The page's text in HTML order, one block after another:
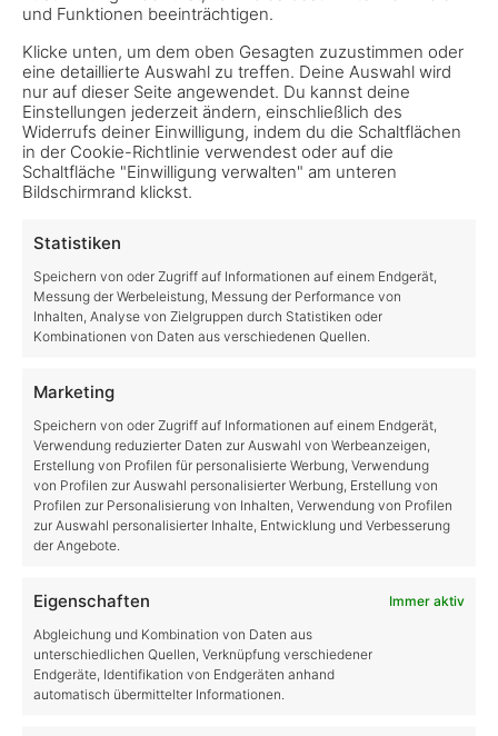
und Funktionen beeinträchtigen.
Klicke unten, um dem oben Gesagten zuzustimmen oder
eine detaillierte Auswahl zu treffen. Deine Auswahl wird
nur auf dieser Seite angewendet. Du kannst deine
Einstellungen jederzeit ändern, einschließlich des
Widerrufs deiner Einwilligung, indem du die Schaltflächen
in der Cookie-Richtlinie verwendest oder auf die
Schaltfläche "Einwilligung verwalten" am unteren
Bildschirmrand klickst.
Statistiken
Speichern von oder Zugriff auf Informationen auf einem Endgerät,
Messung der Werbeleistung, Messung der Performance von
Inhalten, Analyse von Zielgruppen durch Statistiken oder
Kombinationen von Daten aus verschiedenen Quellen.
Marketing
Speichern von oder Zugriff auf Informationen auf einem Endgerät,
Verwendung reduzierter Daten zur Auswahl von Werbeanzeigen,
Erstellung von Profilen für personalisierte Werbung, Verwendung
von Profilen zur Auswahl personalisierter Werbung, Erstellung von
Profilen zur Personalisierung von Inhalten, Verwendung von Profilen
zur Auswahl personalisierter Inhalte, Entwicklung und Verbesserung
der Angebote.
Eigenschaften
Immer aktiv
Abgleichung und Kombination von Daten aus
unterschiedlichen Quellen, Verknüpfung verschiedener
Endgeräte, Identifikation von Endgeräten anhand
automatisch übermittelter Informationen.
zwischen 1970 und 1972.
Auf eurem Hof setzt ihr den BM-Volvo LM 845
zum Laden und Transportieren großer und
schwerer Materialmengen ein: Stämme von
gefällten Bäumen, Eisenerz aus der Mine in
Silverrun Forest oder diverses Erntegut, Ballen und
ganzen Reihe von kompatiblen Anbaugeräten ist
der Volvo-Radlader stark und vielseitig genug für
jede Aufgabe eures landwirtschaftlichen Betriebs.
SeasonPass
ohne weitere Kosten direkt nutzen.
Falls ihr zu dem Pack noch Fragen habt, dann
schreibt in die Kommentare, schaut im Discord
vorbei oder kommt direkt mal in den Livestream
Die Links auf dieser Seite sind ein sogenannte
Partnerlinks.